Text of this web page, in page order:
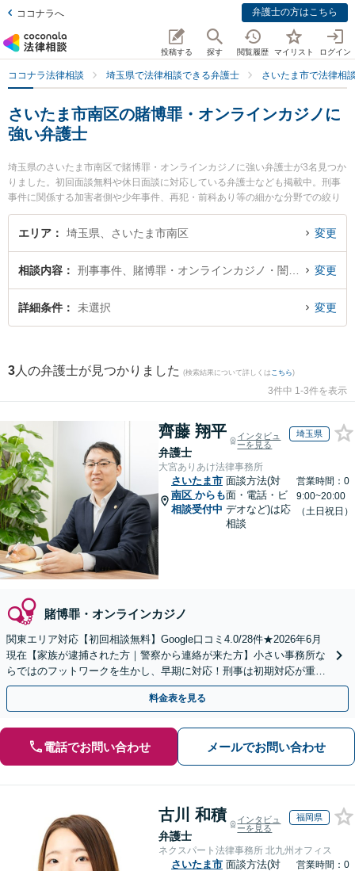
ココナラへ 弁護士の方はこちら
投稿する 探す 閲覧履歴 マイリスト ログイン
ココナラ法律相談 埼玉県で法律相談できる弁護士 さいたま市で法律相
さいたま市南区の賭博罪・オンラインカジノに
強い弁護士
埼玉県のさいたま市南区で賭博罪・オンラインカジノに強い弁護士が3名見つか
りました。初回面談無料や休日面談に対応している弁護士なども掲載中。刑事
事件に関係する加害者側や少年事件、再犯・前科あり等の細かな分野での絞り
込み検索もでき便利です。特にレンジャー五領田法律事務所の五領田 有信弁護
士や武蔵浦和法律事務所の久保 佑一郎弁護士、南浦和はらだ法律事務所の渡部
ルを今すぐに弁護士に相談したい』『賭博罪・オンラインカジノのトラブル解
決の実績豊富な近くの弁護士を検索したい』『初回相談無料で賭博罪・オンラ
インカジノを法律相談できるさいたま市南区内の弁護士に相談予約したい』な
エリア 埼玉県、さいたま市南区 変更
相談内容 変更
詳細条件 未選択 変更
3 人の弁護士が見つかりました (検索結果について詳しくは こちら)
3件中 1-3件を表示
齊藤 翔平
弁護士
インタビュ
ーを見る
埼玉県
大宮ありあけ法律事務所
さいたま市
南区 からも
相談受付中
面談方法(対
面・電話・ビ
デオなど)は応
相談
営業時間：0
9:00~20:00
（土日祝日）
賭博罪・オンラインカジノ
関東エリア対応【初回相談無料】Google口コミ4.0/28件★2026年6月
現在【家族が逮捕された方｜警察から連絡が来た方】小さい事務所な
らではのフットワークを生かし、早期に対応！刑事は初期対応が重要
なため、早めに弁護士にご相談ください
料金表を見る
電話でお問い合わせ メールでお問い合わせ
古川 和積
弁護士
インタビュ
ーを見る
福岡県
ネクスパート法律事務所 北九州オフィス
さいたま市 面談方法(対
営業時間：0